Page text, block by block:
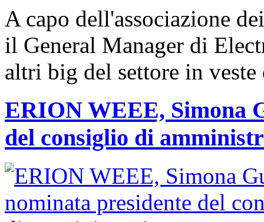
A capo dell'associazione
il General Manager di
altri big del settore in
ERION WEEE, Simona
del consiglio di